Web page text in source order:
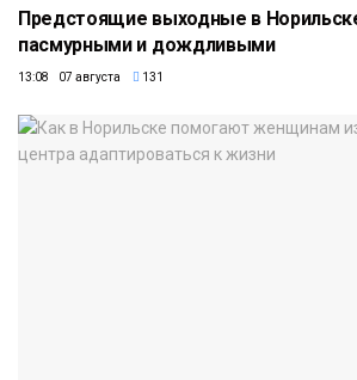
Предстоящие выходные в
пасмурными и дождливыми
13:08 07 августа 131